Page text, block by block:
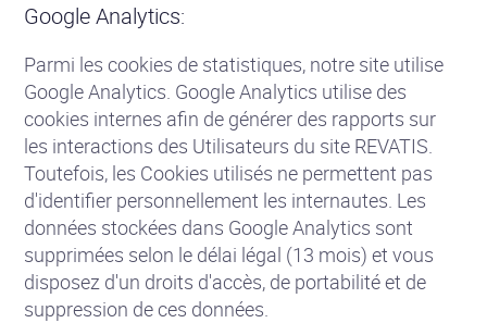
Google Analytics:
Parmi les cookies de statistiques, notre site utilise
Google Analytics. Google Analytics utilise des
cookies internes afin de générer des rapports sur
les interactions des Utilisateurs du site REVATIS.
Toutefois, les Cookies utilisés ne permettent pas
d'identifier personnellement les internautes. Les
données stockées dans Google Analytics sont
supprimées selon le délai légal (13 mois) et vous
disposez d'un droits d'accès, de portabilité et de
suppression de ces données.